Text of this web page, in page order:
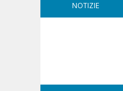
NOTIZIE